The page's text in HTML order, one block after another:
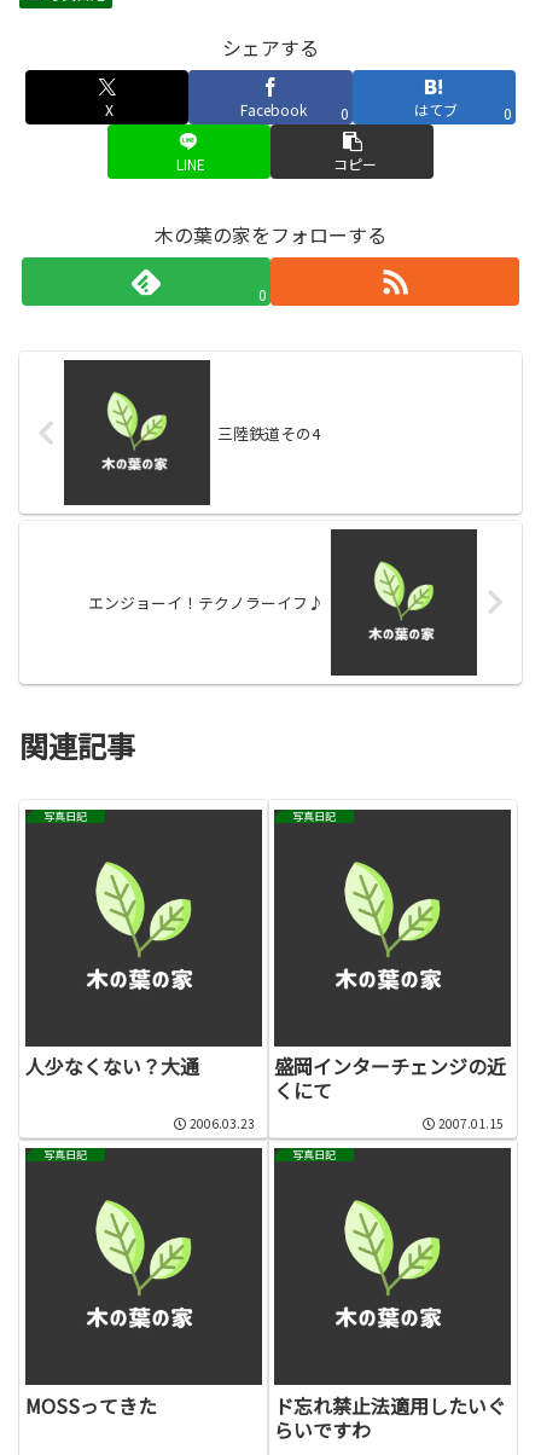
シェアする
X Facebook 0 はてブ 0
LINE コピー
木の葉の家をフォローする
0
三陸鉄道その4
エンジョーイ！テクノラーイフ♪
関連記事
写真日記
人少なくない？大通
2006.03.23
写真日記
盛岡インターチェンジの近
くにて
2007.01.15
写真日記
MOSSってきた
写真日記
ド忘れ禁止法適用したいぐ
らいですわ